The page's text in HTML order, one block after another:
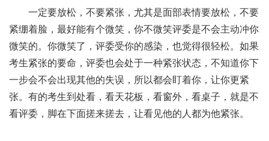
一定要放松，不要紧张，尤其是面部表情要放松，不要
紧绷着脸，最好能有个微笑，你不微笑评委是不会主动冲你
微笑的。你微笑了，评委受你的感染，也觉得很轻松。如果
考生紧张的要命，评委也会处于一种紧张状态，不知道你下
一步会不会出现其他的失误，所以都会盯着你，让你更紧
张。有的考生到处看，看天花板，看窗外，看桌子，就是不
看评委，脚在下面搓来搓去，让看见他的人都为他紧张。